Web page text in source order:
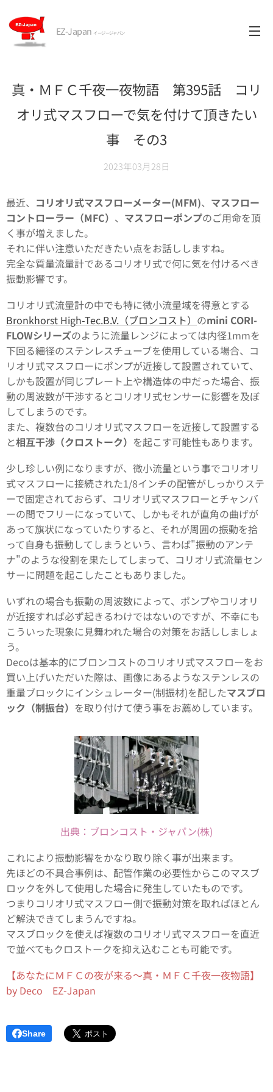
EZ-Japan イージージャパン
真・ＭＦＣ千夜一夜物語 第395話 コリ
オリ式マスフローで気を付けて頂きたい
事 その3
2023年03月28日
最近、 コリオリ式マスフローメーター(MFM)、 マスフロー
コントローラー（MFC） 、 マスフローポンプのご用命を頂
く事が増えました。
それに伴い注意いただきたい点をお話ししますね。
完全な質量流量計であるコリオリ式で何に気を付けるべき
振動影響です。
コリオリ式流量計の中でも特に微小流量域を得意とする
Bronkhorst High-Tec.B.V.（ブロンコスト） のmini CORI-
FLOWシリーズのように流量レンジによっては内径1mmを
下回る細径のステンレスチューブを使用している場合、コ
リオリ式マスフローにポンプが近接して設置されていて、
しかも設置が同じプレート上や構造体の中だった場合、振
動の周波数が干渉するとコリオリ式センサーに影響を及ぼ
してしまうのです。
また、複数台のコリオリ式マスフローを近接して設置する
と相互干渉（クロストーク） を起こす可能性もあります。
少し珍しい例になりますが、微小流量という事でコリオリ
式マスフローに接続された1/8インチの配管がしっかりステ
ーで固定されておらず、コリオリ式マスフローとチャンバ
ーの間でフリーになっていて、しかもそれが直角の曲げが
あって旗状になっていたりすると、それが周囲の振動を拾
って自身も振動してしまうという、言わば"振動のアンテ
ナ"のような役割を果たしてしまって、コリオリ式流量セン
サーに問題を起こしたこともありました。
いずれの場合も振動の周波数によって、ポンプやコリオリ
が近接すれば必ず起きるわけではないのですが、不幸にも
こういった現象に見舞われた場合の対策をお話ししましょ
う。
Decoは基本的にブロンコストのコリオリ式マスフローをお
買い上げいただいた際は、画像にあるようなステンレスの
重量ブロックにインシュレーター(制振材)を配したマスブロ
ック（制振台） を取り付けて使う事をお薦めしています。
出典：ブロンコスト・ジャパン(株)
これにより振動影響をかなり取り除く事が出来ます。
先ほどの不具合事例は、配管作業の必要性からこのマスブ
ロックを外して使用した場合に発生していたものです。
つまりコリオリ式マスフロー側で振動対策を取ればほとん
ど解決できてしまうんですね。
マスブロックを使えば複数のコリオリ式マスフローを直近
で並べてもクロストークを抑え込むことも可能です。
【あなたにＭＦＣの夜が来る～真・ＭＦＣ千夜一夜物語】
by Deco EZ-Japan
Share